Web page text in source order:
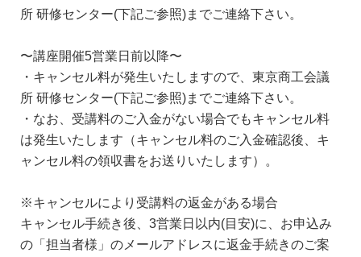
所 研修センター(下記ご参照)までご連絡下さい。
〜講座開催5営業日前以降〜
・キャンセル料が発生いたしますので、東京商工会議
所 研修センター(下記ご参照)までご連絡下さい。
・なお、受講料のご入金がない場合でもキャンセル料
は発生いたします（キャンセル料のご入金確認後、キ
ャンセル料の領収書をお送りいたします）。
※キャンセルにより受講料の返金がある場合
キャンセル手続き後、3営業日以内(目安)に、お申込み
の「担当者様」のメールアドレスに返金手続きのご案